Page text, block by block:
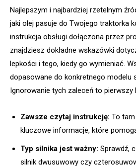
Najlepszym i najbardziej rzetelnym
jaki olej pasuje do Twojego traktorka
instrukcja obsługi dołączona przez
znajdziesz dokładne wskazówki
lepkości i tego, kiedy go wymieniać.
dopasowane do konkretnego modelu
Ignorowanie tych zaleceń to pierwszy
Zawsze czytaj instrukcję: To
kluczowe informacje, które
Typ silnika jest ważny: Sprawdź,
silnik dwusuwowy czy